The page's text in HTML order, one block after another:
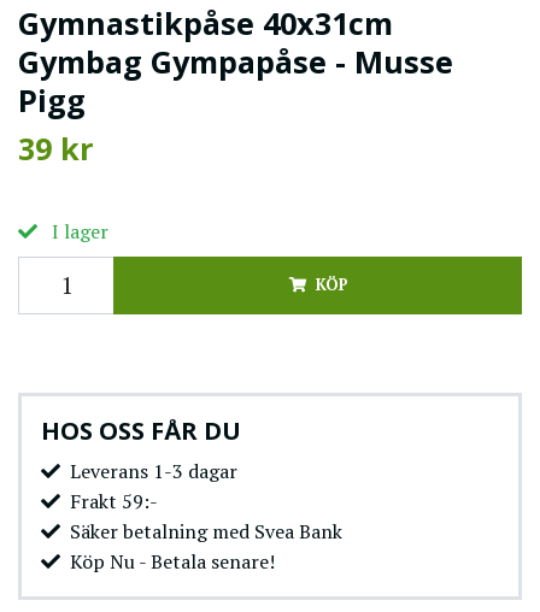
Gymnastikpåse 40x31cm
Gymbag Gympapåse - Musse
Pigg
39 kr
I lager
KÖP
HOS OSS FÅR DU
Leverans 1-3 dagar
Frakt 59:-
Säker betalning med Svea Bank
Köp Nu - Betala senare!